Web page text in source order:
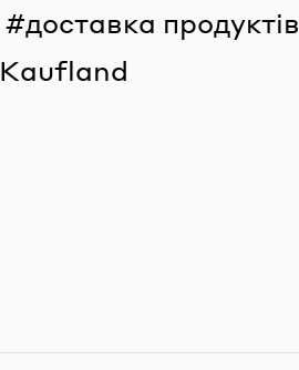
доставка продуктів
Kaufland